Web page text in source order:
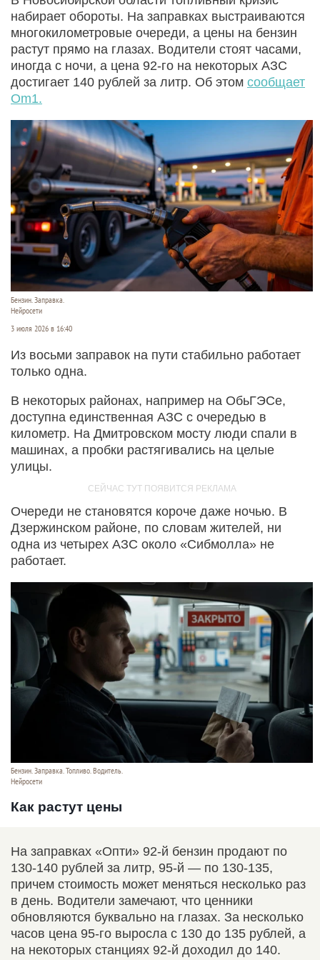
набирает обороты. На заправках выстраиваются
многокилометровые очереди, а цены на бензин
растут прямо на глазах. Водители стоят часами,
иногда с ночи, а цена 92-го на некоторых АЗС
достигает 140 рублей за литр. Об этом сообщает
Om1.
Бензин. Заправка.
Нейросети
3 июля 2026 в 16:40
Из восьми заправок на пути стабильно работает
только одна.
В некоторых районах, например на ОбьГЭСе,
доступна единственная АЗС с очередью в
километр. На Дмитровском мосту люди спали в
машинах, а пробки растягивались на целые
улицы.
Очереди не становятся короче даже ночью. В
Дзержинском районе, по словам жителей, ни
одна из четырех АЗС около «Сибмолла» не
работает.
Бензин. Заправка. Топливо. Водитель.
Нейросети
Как растут цены
На заправках «Опти» 92-й бензин продают по
130-140 рублей за литр, 95-й — по 130-135,
причем стоимость может меняться несколько раз
в день. Водители замечают, что ценники
обновляются буквально на глазах. За несколько
часов цена 95-го выросла с 130 до 135 рублей, а
на некоторых станциях 92-й доходил до 140.